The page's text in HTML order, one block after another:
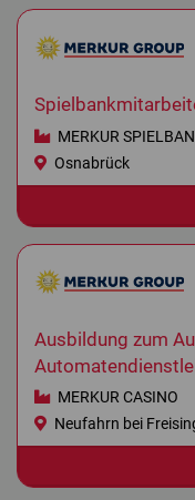
MERKUR
Osnabrück
Ausbildung zum
MERKUR CASINO
Neufahrn bei